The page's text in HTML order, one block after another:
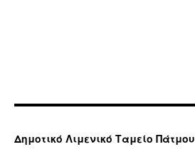
Δημοτικό Λιμενικό Ταμείο Πάτμου